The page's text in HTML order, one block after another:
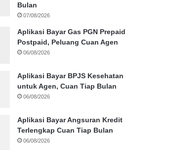
Bulan
07/08/2026
Aplikasi Bayar Gas PGN Prepaid
Postpaid, Peluang Cuan Agen
06/08/2026
Aplikasi Bayar BPJS Kesehatan
untuk Agen, Cuan Tiap Bulan
06/08/2026
Aplikasi Bayar Angsuran Kredit
Terlengkap Cuan Tiap Bulan
06/08/2026